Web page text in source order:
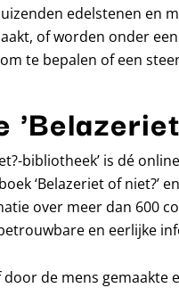
edelstenen en
of worden onder
te bepalen of een
bibliotheek’ is dé
‘Belazeriet of niet?’
over meer dan 600
en eerlijke
de mens gemaakte